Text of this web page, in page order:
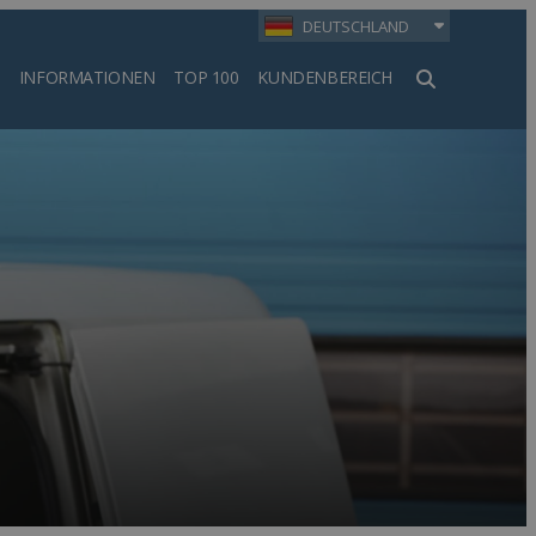
DEUTSCHLAND
INFORMATIONEN TOP 100 KUNDENBEREICH